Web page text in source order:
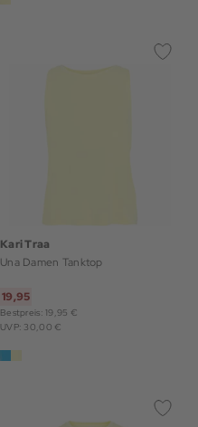
Kari Traa
Una Damen Tanktop
19,95
Bestpreis: 19,95 €
UVP: 30,00 €